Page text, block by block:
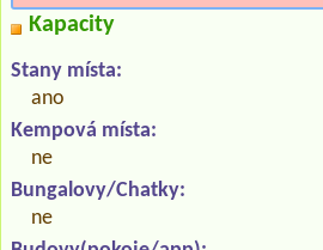
Kapacity
Stany místa:
ano
Kempová místa:
ne
Bungalovy/Chatky:
ne